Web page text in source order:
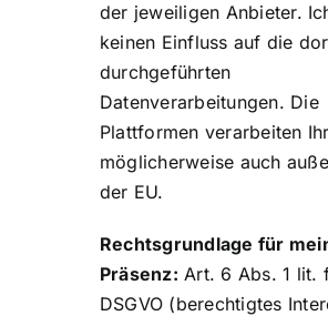
der jeweiligen Anbieter.
keinen Einfluss auf die
durchgeführten
Datenverarbeitungen. Die
Plattformen verarbeiten
möglicherweise auch
der EU.
Rechtsgrundlage für
Präsenz: Art. 6 Abs. 1 lit.
DSGVO (berechtigtes